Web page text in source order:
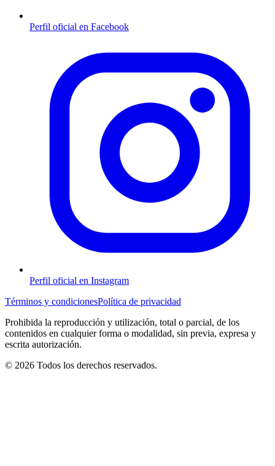
Perfil oficial en Facebook
Perfil oficial en Instagram
Términos y condicionesPolítica de privacidad
Prohibida la reproducción y utilización, total o parcial, de los
contenidos en cualquier forma o modalidad, sin previa, expresa y
escrita autorización.
© 2026 Todos los derechos reservados.